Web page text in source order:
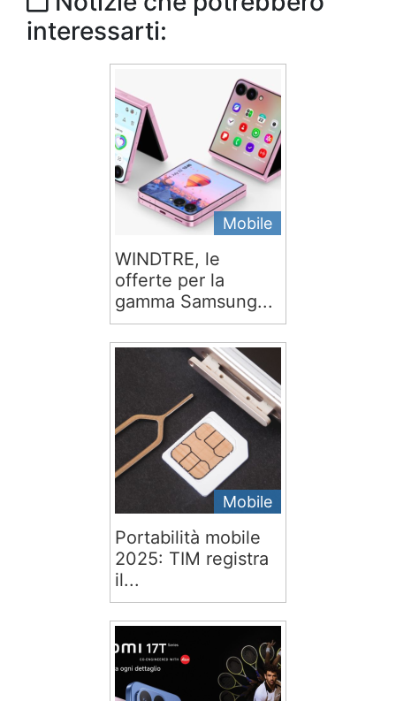
interessarti:
Mobile
WINDTRE, le
offerte per la
gamma Samsung...
Mobile
Portabilità mobile
2025: TIM registra
il...